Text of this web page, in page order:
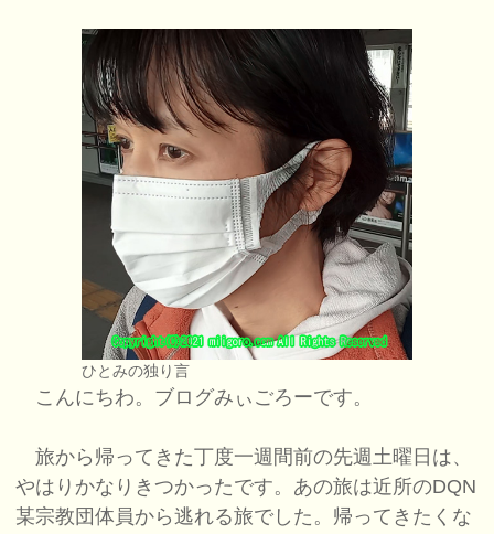
ひとみの独り言
こんにちわ。ブログみぃごろーです。
旅から帰ってきた丁度一週間前の先週土曜日は、
やはりかなりきつかったです。あの旅は近所のDQN
某宗教団体員から逃れる旅でした。帰ってきたくな